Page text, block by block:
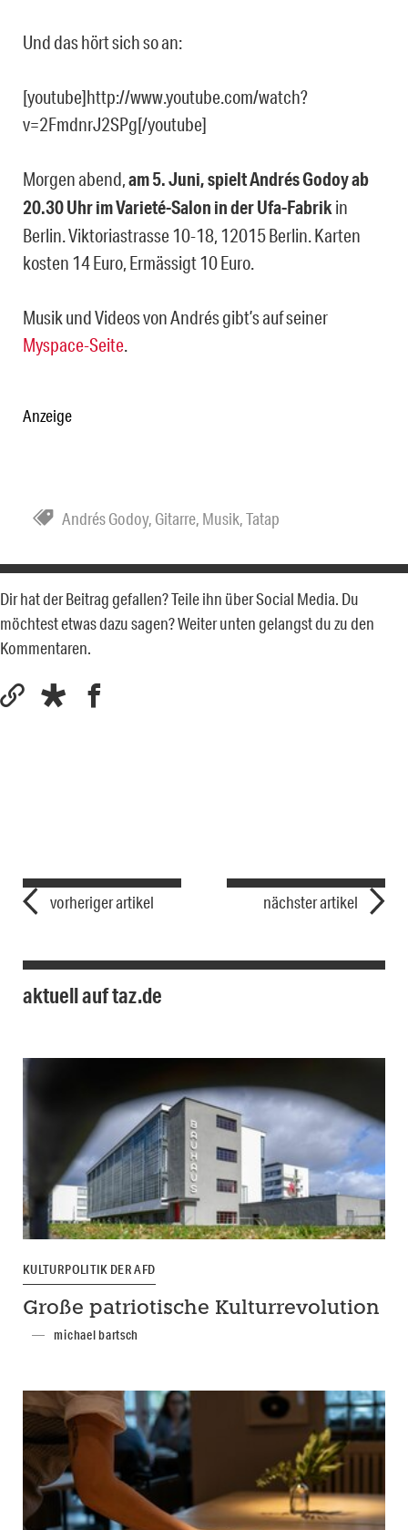
Und das hört sich so an:
[youtube]http://www.youtube.com/watch?
v=2FmdnrJ2SPg[/youtube]
Morgen abend,am 5. Juni, spielt Andrés Godoy ab
20.30 Uhr im Varieté-Salon in der Ufa-Fabrikin
Berlin. Viktoriastrasse 10-18, 12015 Berlin. Karten
kosten 14 Euro, Ermässigt 10 Euro.
Musik und Videos von Andrés gibt’s auf seiner
Myspace-Seite.
Anzeige
Andrés Godoy, Gitarre, Musik,Tatap
Dir hat der Beitrag gefallen? Teile ihn über Social Media. Du
möchtest etwas dazu sagen? Weiter unten gelangst du zu den
Kommentaren.
vorheriger artikel nächster artikel
aktuell auf taz.de
KULTURPOLITIK DER AFD
Große patriotische Kulturrevolution
michael bartsch